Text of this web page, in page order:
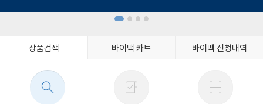
상품검색 바이백 카트 바이백 신청내역